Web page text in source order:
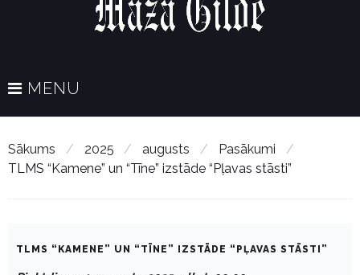
MENU
Sākums / 2025 / augusts / Pasākumi
/
TLMS “Kamene” un “Tīne” izstāde “Pļavas stāsti”
TLMS “KAMENE” UN “TĪNE” IZSTĀDE “PĻAVAS STĀSTI”